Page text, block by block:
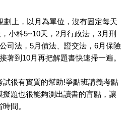
劃上，以月為單位，沒有固定每天
小科5~10天，2月行政法，3月刑
司法，5月債法、證交法，6月保險
著到10月再把解題書快速掃一遍。
很有實質的幫助!爭點班講義考點
題也很能夠測出讀書的盲點，讓
間。